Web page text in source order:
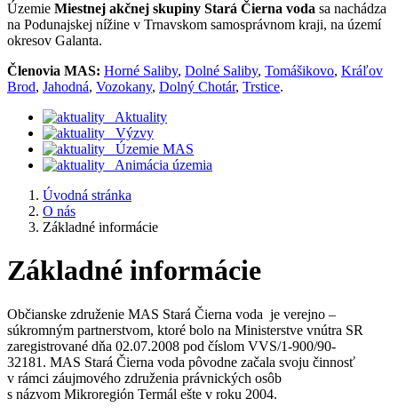
Územie Miestnej akčnej skupiny Stará Čierna voda sa nachádza
na Podunajskej nížine v Trnavskom samosprávnom kraji, na území
okresov Galanta.
Členovia MAS: Horné Saliby, Dolné Saliby, Tomášikovo, Kráľov
Brod, Jahodná, Vozokany, Dolný Chotár, Trstice.
Aktuality
Výzvy
Územie MAS
Animácia územia
Úvodná stránka
O nás
Základné informácie
Základné informácie
Občianske združenie MAS Stará Čierna voda je verejno –
súkromným partnerstvom, ktoré bolo na Ministerstve vnútra SR
zaregistrované dňa 02.07.2008 pod číslom VVS/1-900/90-
32181. MAS Stará Čierna voda pôvodne začala svoju činnosť
v rámci záujmového združenia právnických osôb
s názvom Mikroregión Termál ešte v roku 2004.